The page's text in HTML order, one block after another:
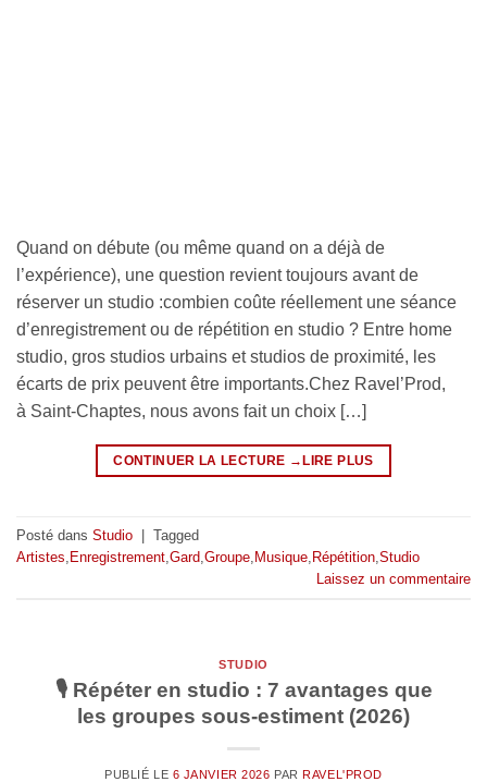
Quand on débute (ou même quand on a déjà de
l’expérience), une question revient toujours avant de
réserver un studio :combien coûte réellement une séance
d’enregistrement ou de répétition en studio ? Entre home
studio, gros studios urbains et studios de proximité, les
écarts de prix peuvent être importants.Chez Ravel’Prod,
à Saint-Chaptes, nous avons fait un choix […]
CONTINUER LA LECTURE →
Posté dans Studio | Tagged
Artistes Enregistrement Gard Groupe Musique Répétition Studio
Laissez un commentaire
STUDIO
🎙️ Répéter en studio : 7 avantages que
les groupes sous-estiment (2026)
PUBLIÉ LE 6 JANVIER 2026 PARRAVEL'PROD